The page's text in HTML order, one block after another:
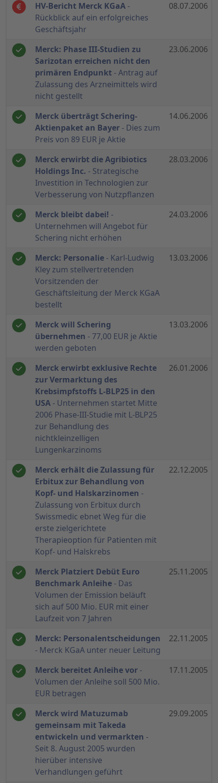
HV-Bericht Merck KGaA-
Rückblick auf ein erfolgreiches
Geschäftsjahr
08.07.2006
Merck: Phase III-Studien zu
Sarizotan erreichen nicht den
primären Endpunkt - Antrag auf
Zulassung des Arzneimittels wird
nicht gestellt
23.06.2006
Merck überträgt Schering-
Aktienpaket an Bayer- Dies zum
Preis von 89 EUR je Aktie
14.06.2006
Merck erwirbt die Agribiotics
Holdings Inc. - Strategische
Investition in Technologien zur
Verbesserung von Nutzpflanzen
28.03.2006
Merck bleibt dabei! -
Unternehmen will Angebot für
Schering nicht erhöhen
24.03.2006
Merck: Personalie - Karl-Ludwig
Kley zum stellvertretenden
Vorsitzenden der
Geschäftsleitung der Merck KGaA
bestellt
13.03.2006
Merck will Schering
übernehmen - 77,00 EUR je Aktie
werden geboten
13.03.2006
Merck erwirbt exklusive Rechte
zur Vermarktung des
Krebsimpfstoffs L-BLP25 in den
USA - Unternehmen startet Mitte
2006 Phase-III-Studie mit L-BLP25
zur Behandlung des
nichtkleinzelligen
Lungenkarzinoms
26.01.2006
Merck erhält die Zulassung für
Erbitux zur Behandlung von
Kopf- und Halskarzinomen -
Zulassung von Erbitux durch
Swissmedic ebnet Weg für die
erste zielgerichtete
Therapieoption für Patienten mit
Kopf- und Halskrebs
22.12.2005
Merck Platziert Debüt Euro
Benchmark Anleihe - Das
Volumen der Emission beläuft
sich auf 500 Mio. EUR mit einer
Laufzeit von 7 Jahren
25.11.2005
Merck: Personalentscheidungen
- Merck KGaA unter neuer Leitung
22.11.2005
Merck bereitet Anleihe vor -
Volumen der Anleihe soll 500 Mio.
EUR betragen
17.11.2005
Merck wird Matuzumab
gemeinsam mit Takeda
entwickeln und vermarkten -
Seit 8. August 2005 wurden
hierüber intensive
Verhandlungen geführt
29.09.2005